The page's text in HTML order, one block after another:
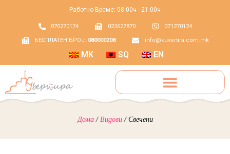
Работно Време: 08:00ч - 21:00ч
070270174 022627870 071270124
БЕСПЛАТЕН БРОЈ: 080000208 info@kuvertira.com.mk
MK SQ EN
Дома/ Видови/ Свечени